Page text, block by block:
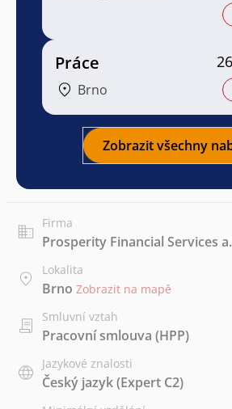
Práce
Brno
Zobrazit všechny
Firma
Prosperity Financial Services
Lokalita
Brno Zobrazit na mapě
Smluvní vztah
Pracovní smlouva (HPP)
Jazykové znalosti
Český jazyk(Expert C2)